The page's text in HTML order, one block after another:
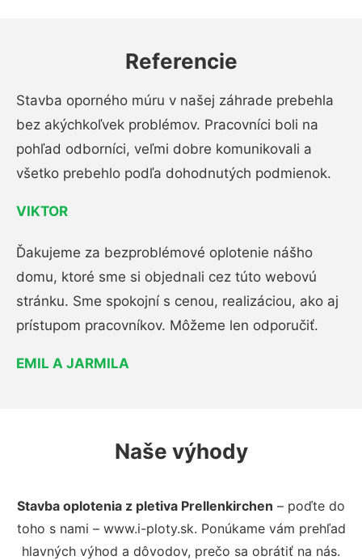
Referencie
Stavba oporného múru v našej záhrade prebehla
bez akýchkoľvek problémov. Pracovníci boli na
pohľad odborníci, veľmi dobre komunikovali a
všetko prebehlo podľa dohodnutých podmienok.
VIKTOR
Ďakujeme za bezproblémové oplotenie nášho
domu, ktoré sme si objednali cez túto webovú
stránku. Sme spokojní s cenou, realizáciou, ako aj
prístupom pracovníkov. Môžeme len odporučiť.
EMIL A JARMILA
Naše výhody
Stavba oplotenia z pletiva Prellenkirchen – poďte do
toho s nami – www.i-ploty.sk. Ponúkame vám prehľad
hlavných výhod a dôvodov, prečo sa obrátiť na nás.